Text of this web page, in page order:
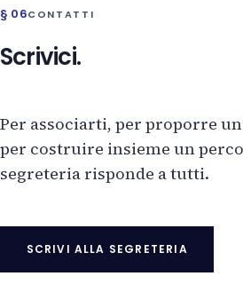
§ 06CONTATTI
Scrivici.
Per associarti, per proporre
per costruire insieme un
segreteria risponde a tutti.
SCRIVI ALLA SEGRETERIA